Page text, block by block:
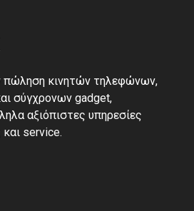
πώληση κινητών τηλεφώνων,
σύγχρονων gadget,
αξιόπιστες υπηρεσίες
και service.